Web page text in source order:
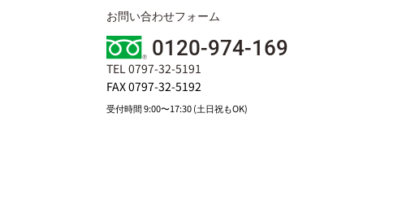
お問い合わせフォーム
0120-974-169
TEL 0797-32-5191
FAX 0797-32-5192
受付時間 9:00〜17:30 (土日祝もOK)